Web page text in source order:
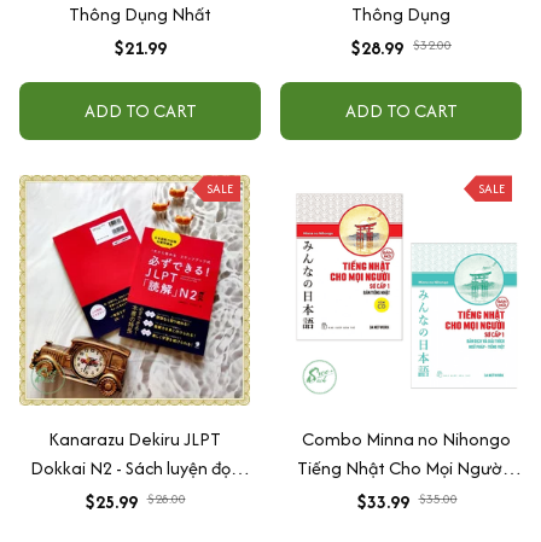
Thông Dụng Nhất
$21.99
ADD TO CART
Thông Dụng
$28.99 $32.00
ADD TO CART
SALE
Kanarazu Dekiru JLPT
Dokkai N2 - Sách luyện đọc
hiểu N2 mới (Có kèm chú
$25.99 $28.00
SALE
Combo Minna no Nihongo
Tiếng Nhật Cho Mọi Người -
Trình Độ Sơ Cấp 1: Bản Tiếng
$33.99 $35.00